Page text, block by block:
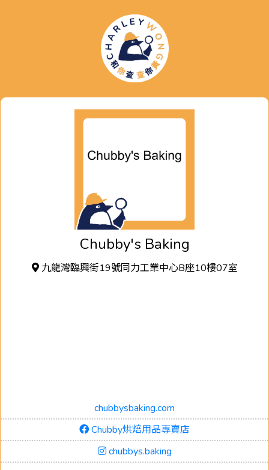
Chubby's Baking
九龍灣臨興街19號同力工業中心B座10樓07室
chubbysbaking.com
Chubby烘焙用品專賣店
chubbys.baking